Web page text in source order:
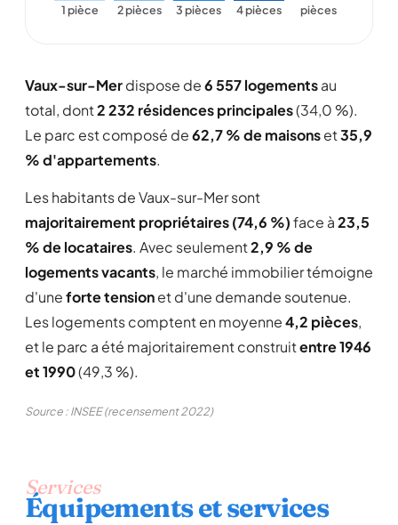
1 pièce 2 pièces 3 pièces 4 pièces
pièces
Vaux-sur-Merdispose de6 557 logementsau
total, dont2 232 résidences principales(34,0 %).
Le parc est composé de62,7 % de maisonset35,9
% d'appartements.
Les habitants de Vaux-sur-Mer sont
majoritairement propriétaires (74,6 %)face à23,5
% de locataires. Avec seulement2,9 % de
logements vacants, le marché immobilier témoigne
d'uneforte tensionet d'une demande soutenue.
Les logements comptent en moyenne4,2 pièces,
et le parc a été majoritairement construitentre 1946
et 1990(49,3 %).
Source : INSEE (recensement 2022)
Services
Équipements et services